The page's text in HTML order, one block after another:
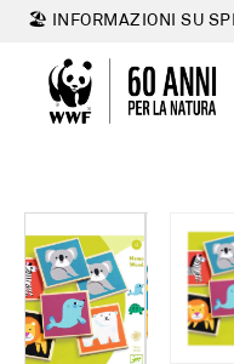
🏖 INFORMAZIONI SU